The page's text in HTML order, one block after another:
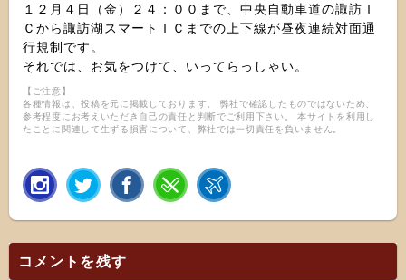
１２月４日（金）２４：００まで、中央自動車道の諏訪Ｉ
Ｃから諏訪湖スマートＩＣまでの上下線が昼夜連続対面通
行規制です。
それでは、お気をつけて、いってらっしゃい。
【ご注意】
各種情報は、投稿を元に掲載しております。 弊社で確認したものではないため、
参考程度にお考えいただき自己の責任と判断でご利用下さい。 本サイトを利用し
たことに関連して生ずる損害について、弊社では一切責任を負いません。
コメントを残す